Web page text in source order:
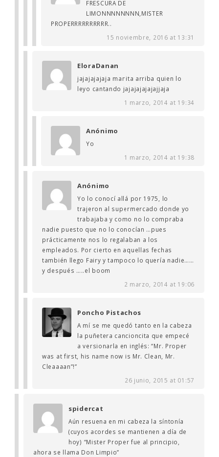
FRESCURA DE
LIMONNNNNNNN,MISTER
PROPERRRRRRRRRR..
15 noviembre, 2016 at 13:31
EloraDanan
jajajajajaja manita arriba quien lo
leyo cantando jajajajajajajjaja
1 marzo, 2014 at 19:34
Anónimo
Yo
1 marzo, 2014 at 19:38
Anónimo
Yo lo conocí allá por 1975, lo
trajeron al supermercado donde yo
trabajaba y como no lo compraba
nadie puesto que no lo conocían …pues
prácticamente nos lo regalaban a los
empleados. Por cierto en aquellas fechas
también llego Fairy y tampoco lo quería nadie……
y después …..el boom
2 marzo, 2014 at 19:06
Poncho Pistachos
A mí se me quedó tanto en la cabeza
la puñetera cancioncita que empecé
a versionarla en inglés: “Mr. Proper
was at first, his name now is Mr. Clean, Mr.
Cleaaaan”!”
26 junio, 2015 at 01:57
spidercat
Aún resuena en mi cabeza la síntonía
(cuyos acordes se mantienen a día de
hoy) “Mister Proper fue al principio,
ahora se llama Don Limpio”